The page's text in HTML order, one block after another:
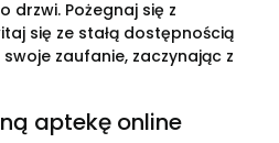
drzwi. Pożegnaj się z
się ze stałą dostępnością
swoje zaufanie, zaczynając z
aptekę online